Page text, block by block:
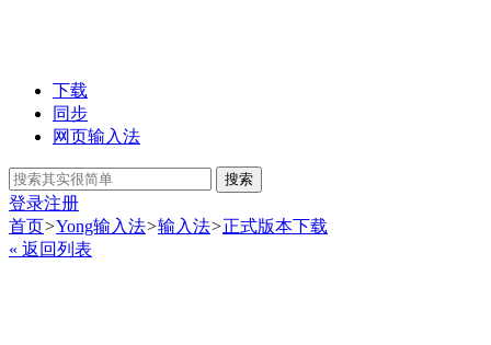
下载
同步
网页输入法
搜索
登录注册
首页>Yong输入法>输入法>正式版本下载
« 返回列表